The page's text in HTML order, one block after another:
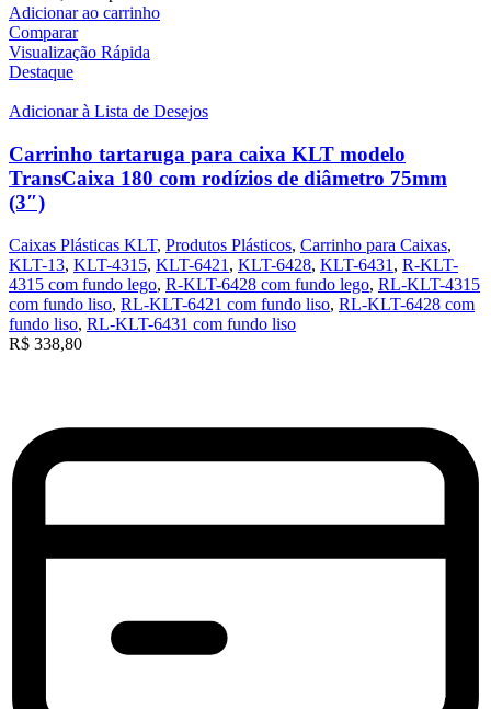
Adicionar ao carrinho
Comparar
Visualização Rápida
Destaque
Adicionar à Lista de Desejos
Carrinho tartaruga para caixa KLT modelo
TransCaixa 180 com rodízios de diâmetro 75mm
(3″)
Caixas Plásticas KLT, Produtos Plásticos, Carrinho para Caixas,
KLT-13, KLT-4315, KLT-6421 , KLT-6428, KLT-6431 , R-KLT-
4315 com fundo lego, R-KLT-6428 com fundo lego, RL-KLT-4315
com fundo liso, RL-KLT-6421 com fundo liso, RL-KLT-6428 com
fundo liso, RL-KLT-6431 com fundo liso
R$ 338,80